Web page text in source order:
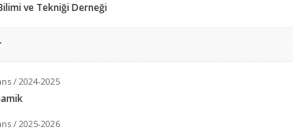
ve Tekniği Derneği
/ 2024-2025
/ 2025-2026